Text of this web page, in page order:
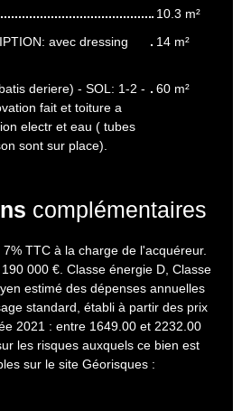
10.3 m²
avec dressing
14 m²
deriere) - SOL: 1-2 -
fait et toiture a
electr et eau ( tubes
sont sur place).
60 m²
complémentaires
TTC à la charge de l'acquéreur.
000 €. Classe énergie D, Classe
estimé des dépenses annuelles
standard, établi à partir des prix
2021 : entre 1649.00 et 2232.00
les risques auxquels ce bien est
sur le site Géorisques :